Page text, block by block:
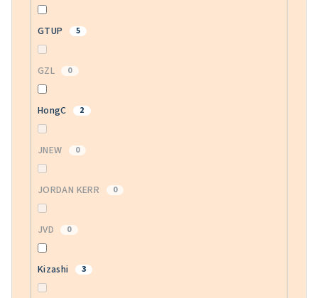
GTUP 5
GZL 0
HongC 2
JNEW 0
JORDAN KERR 0
JVD 0
Kizashi 3